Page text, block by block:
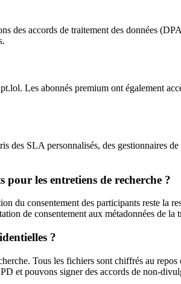
des accords de traitement des données
. Les abonnés premium ont également
SLA personnalisés, des gestionnaires
pour les entretiens de recherche ?
du consentement des participants reste la
de consentement aux métadonnées de
?
Tous les fichiers sont chiffrés au
et pouvons signer des accords de non-